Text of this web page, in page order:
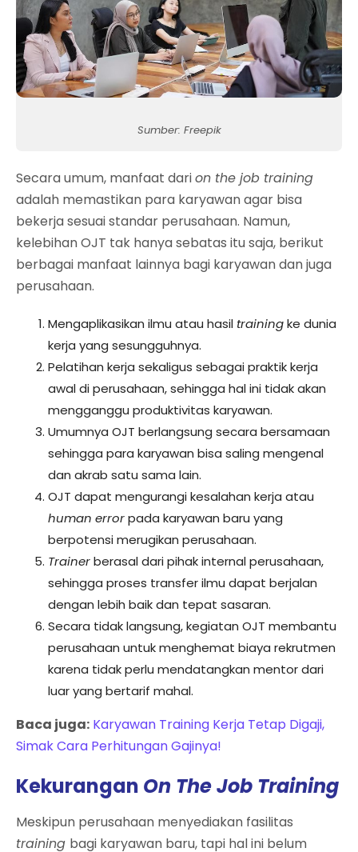
Sumber: Freepik
Secara umum, manfaat darion the job training
adalah memastikan para karyawan agar bisa
bekerja sesuai standar perusahaan. Namun,
kelebihan OJT tak hanya sebatas itu saja, berikut
berbagai manfaat lainnya bagi karyawan dan juga
perusahaan.
Mengaplikasikan ilmu atau hasil trainingke dunia
kerja yang sesungguhnya.
Pelatihan kerja sekaligus sebagai praktik kerja
awal di perusahaan, sehingga hal ini tidak akan
mengganggu produktivitas karyawan.
Umumnya OJT berlangsung secara bersamaan
sehingga para karyawan bisa saling mengenal
dan akrab satu sama lain.
OJT dapat mengurangi kesalahan kerja atau
human errorpada karyawan baru yang
berpotensi merugikan perusahaan.
Trainerberasal dari pihak internal perusahaan,
sehingga proses transfer ilmu dapat berjalan
dengan lebih baik dan tepat sasaran.
Secara tidak langsung, kegiatan OJT membantu
perusahaan untuk menghemat biaya rekrutmen
karena tidak perlu mendatangkan mentor dari
luar yang bertarif mahal.
Baca juga: Karyawan Training Kerja Tetap Digaji,
Simak Cara Perhitungan Gajinya!
Kekurangan On The Job Training
Meskipun perusahaan menyediakan fasilitas
training bagi karyawan baru, tapi hal ini belum